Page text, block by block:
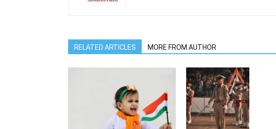
RELATED ARTICLES MORE FROM AUTHOR